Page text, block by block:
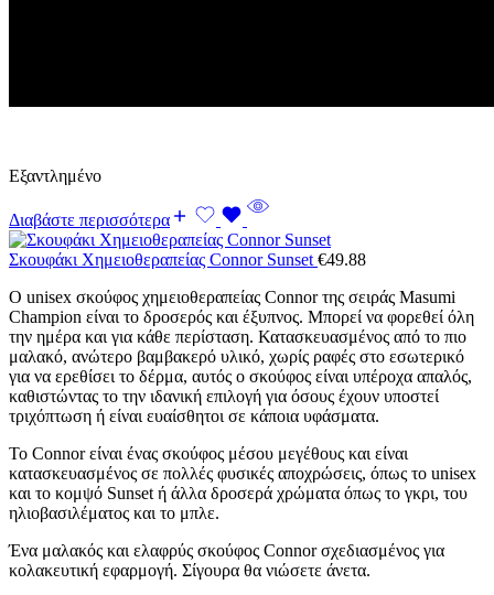
Εξαντλημένο
Διαβάστε περισσότερα
Σκουφάκι Χημειοθεραπείας Connor Sunset €49.88
Ο unisex σκούφος χημειοθεραπείας Connor της σειράς Masumi
Champion είναι το δροσερός και έξυπνος. Μπορεί να φορεθεί όλη
την ημέρα και για κάθε περίσταση. Κατασκευασμένος από το πιο
μαλακό, ανώτερο βαμβακερό υλικό, χωρίς ραφές στο εσωτερικό
για να ερεθίσει το δέρμα, αυτός ο σκούφος είναι υπέροχα απαλός,
καθιστώντας το την ιδανική επιλογή για όσους έχουν υποστεί
τριχόπτωση ή είναι ευαίσθητοι σε κάποια υφάσματα.
Το Connor είναι ένας σκούφος μέσου μεγέθους και είναι
κατασκευασμένος σε πολλές φυσικές αποχρώσεις, όπως το unisex
και το κομψό Sunset ή άλλα δροσερά χρώματα όπως το γκρι, του
ηλιοβασιλέματος και το μπλε.
Ένα μαλακός και ελαφρύς σκούφος Connor σχεδιασμένος για
κολακευτική εφαρμογή. Σίγουρα θα νιώσετε άνετα.